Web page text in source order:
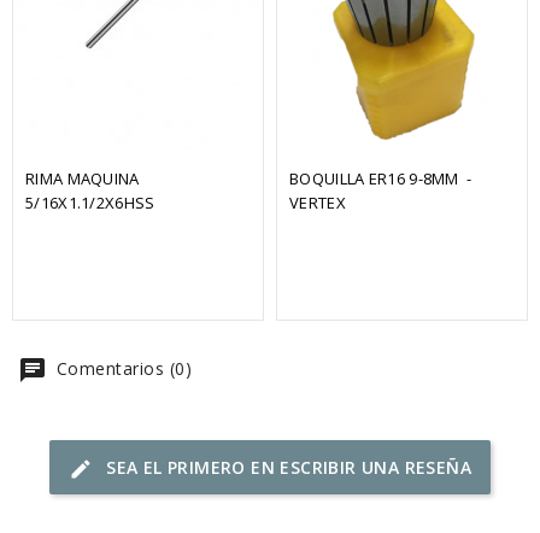
RIMA MAQUINA
5/16X1.1/2X6HSS
BOQUILLA ER16 9-8MM  -
VERTEX
chat Comentarios (0)
edit SEA EL PRIMERO EN ESCRIBIR UNA RESEÑA